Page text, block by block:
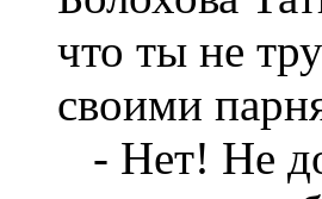
что ты не
своими
- Нет! Не